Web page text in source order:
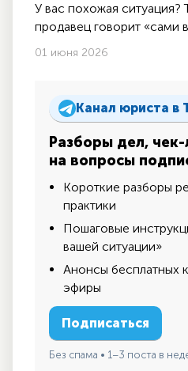
У вас похожая ситуация?
продавец говорит «сами
01 июня 2026
Канал юриста в
Разборы дел,
на вопросы
Короткие разборы
практики
Пошаговые
вашей ситуации»
Анонсы бесплатных
эфиры
Подписаться
Без спама • 1–3 поста в